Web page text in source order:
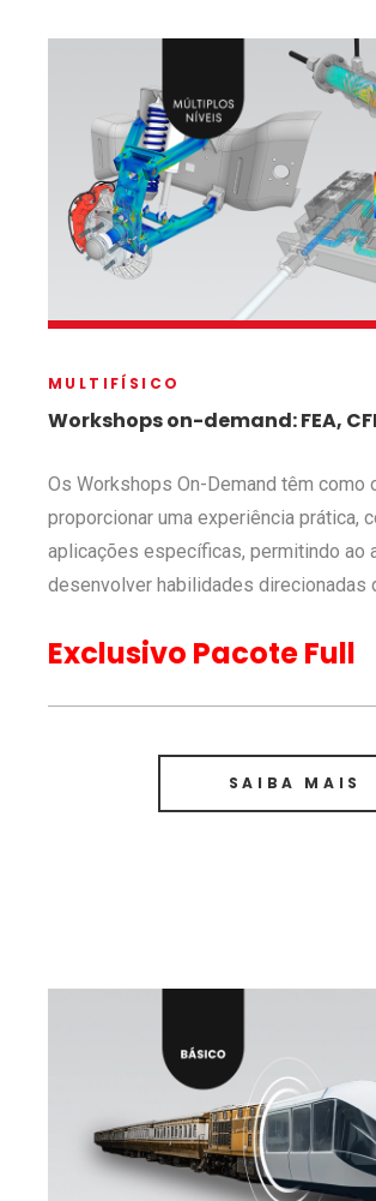
MULTIFÍSICO
Workshops on-demand: FEA,
Os Workshops On-Demand têm como
proporcionar uma experiência prática,
aplicações específicas, permitindo ao
desenvolver habilidades direcionadas
Exclusivo Pacote Full
SAIBA MAIS